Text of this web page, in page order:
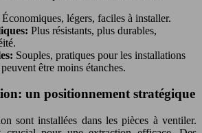
Économiques, légers, faciles à installer.
Plus résistants, plus durables,
Souples, pratiques pour les installations
être moins étanches.
un positionnement stratégique
sont installées dans les pièces à ventiler.